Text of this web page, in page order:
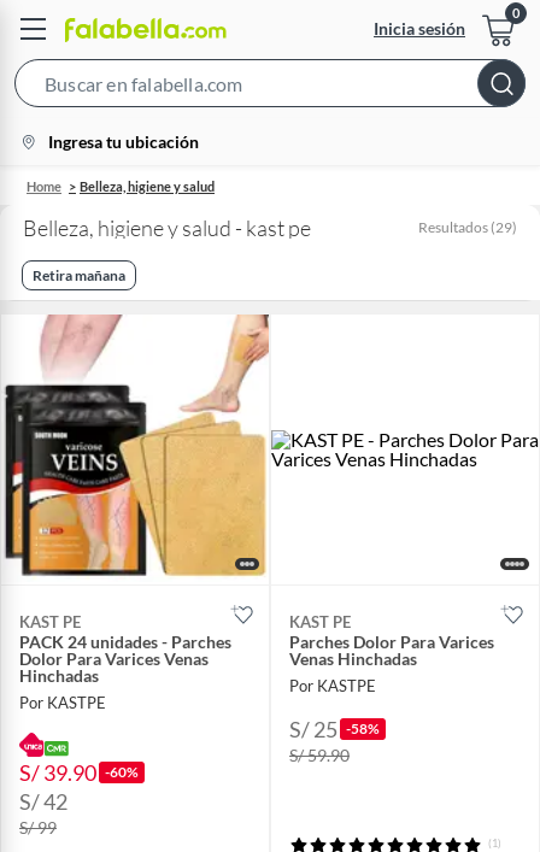
Inicia sesión
Bar
location-
icon
Ingresa tu ubicación
Home Belleza, higiene y salud
Belleza, higiene y salud - kast pe Resultados (29)
Retira mañana
KAST PE
PACK 24 unidades - Parches
Dolor Para Varices Venas
Hinchadas
Por KASTPE
S/ 39.90 -60%
S/ 42
S/ 99
KAST PE
Parches Dolor Para Varices
Venas Hinchadas
Por KASTPE
S/ 25 -58%
S/ 59.90
(1)